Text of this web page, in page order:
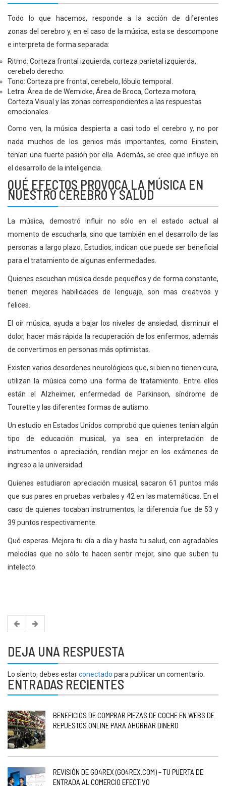
Todo lo que hacemos, responde a la acción de diferentes
zonas del cerebro y, en el caso de la música, esta se descompone
e interpreta de forma separada:
Ritmo: Corteza frontal izquierda, corteza parietal izquierda,
cerebelo derecho.
Tono: Corteza pre frontal, cerebelo, lóbulo temporal.
Letra: Área de de Wemicke, Área de Broca, Corteza motora,
Corteza Visual y las zonas correspondientes a las respuestas
emocionales.
Como ven, la música despierta a casi todo el cerebro y, no por
nada muchos de los genios más importantes, como Einstein,
tenían una fuerte pasión por ella. Además, se cree que influye en
el desarrollo de la inteligencia.
QUÉ EFECTOS PROVOCA LA MÚSICA EN
NUESTRO CEREBRO Y SALUD
La música, demostró influir no sólo en el estado actual al
momento de escucharla, sino que también en el desarrollo de las
personas a largo plazo. Estudios, indican que puede ser beneficial
para el tratamiento de algunas enfermedades.
Quienes escuchan música desde pequeños y de forma constante,
tienen mejores habilidades de lenguaje, son mas creativos y
felices.
El oír música, ayuda a bajar los niveles de ansiedad, disminuir el
dolor, hacer más rápida la recuperación de los enfermos, además
de convertimos en personas más optimistas.
Existen varios desordenes neurológicos que, si bien no tienen cura,
utilizan la música como una forma de tratamiento. Entre ellos
están el Alzheimer, enfermedad de Parkinson, síndrome de
Tourette y las diferentes formas de autismo.
Un estudio en Estados Unidos comprobó que quienes tenían algún
tipo de educación musical, ya sea en interpretación de
instrumentos o apreciación, rendían mejor en los exámenes de
ingreso a la universidad.
Quienes estudiaron apreciación musical, sacaron 61 puntos más
que sus pares en pruebas verbales y 42 en las matemáticas. En el
caso de quienes tocaban instrumentos, la diferencia fue de 53 y
39 puntos respectivamente.
Qué esperas. Mejora tu día a día y hasta tu salud, con agradables
melodías que no sólo te hacen sentir mejor, sino que suben tu
intelecto.
DEJA UNA RESPUESTA
Lo siento, debes estarconectado para publicar un comentario.
ENTRADAS RECIENTES
BENEFICIOS DE COMPRAR PIEZAS DE COCHE EN WEBS DE
REPUESTOS ONLINE PARA AHORRAR DINERO
REVISIÓN DE GO4REX (GO4REX.COM) – TU PUERTA DE
ENTRADA AL COMERCIO EFECTIVO